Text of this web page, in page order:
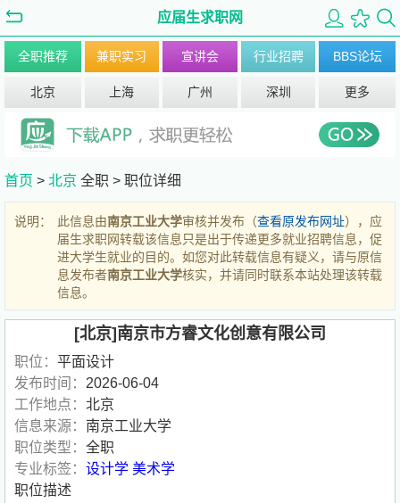
应届生求职网
全职推荐 兼职实习 宣讲会 行业招聘 BBS论坛
北京 上海 广州 深圳 更多
首页 > 北京 全职 > 职位详细
说明： 此信息由南京工业大学审核并发布（查看原发布网址），应
届生求职网转载该信息只是出于传递更多就业招聘信息，促
进大学生就业的目的。如您对此转载信息有疑义，请与原信
息发布者南京工业大学核实，并请同时联系本站处理该转载
信息。
[北京]南京市方睿文化创意有限公司
职位： 平面设计
发布时间： 2026-06-04
工作地点： 北京
信息来源： 南京工业大学
职位类型： 全职
专业标签： 设计学 美术学
职位描述